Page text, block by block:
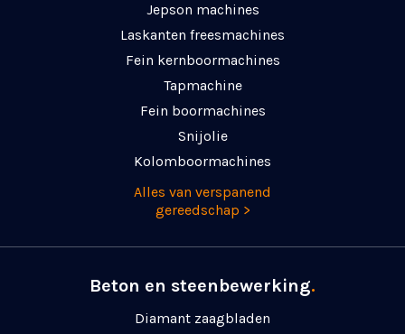
Jepson machines
Laskanten freesmachines
Fein kernboormachines
Tapmachine
Fein boormachines
Snijolie
Kolomboormachines
Alles van verspanend
gereedschap >
Beton en steenbewerking.
Diamant zaagbladen